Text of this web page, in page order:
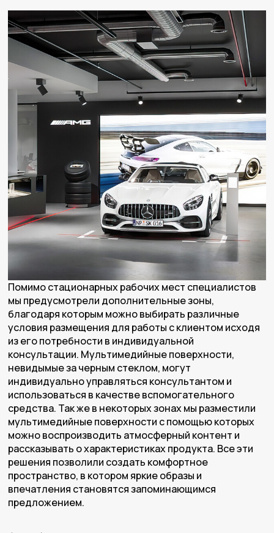
Помимо стационарных рабочих мест специалистов
мы предусмотрели дополнительные зоны,
благодаря которым можно выбирать различные
условия размещения для работы с клиентом исходя
из его потребности в индивидуальной
консультации. Мультимедийные поверхности,
невидымые за черным стеклом, могут
индивидуально управляться консультантом и
использоваться в качестве вспомогательного
средства. Так же в некоторых зонах мы разместили
мультимедийные поверхности с помощью которых
можно воспроизводить атмосферный контент и
рассказывать о характеристиках продукта. Все эти
решения позволили создать комфортное
пространство, в котором яркие образы и
впечатления становятся запоминающимся
предложением.